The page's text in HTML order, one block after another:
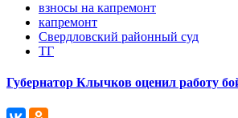
взносы на капремонт
капремонт
Свердловский районный суд
ТГ
Губернатор Клычков оценил работу